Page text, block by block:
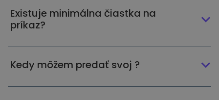
Existuje minimálna čiastka na
príkaz?
Kedy môžem predať svoj ?